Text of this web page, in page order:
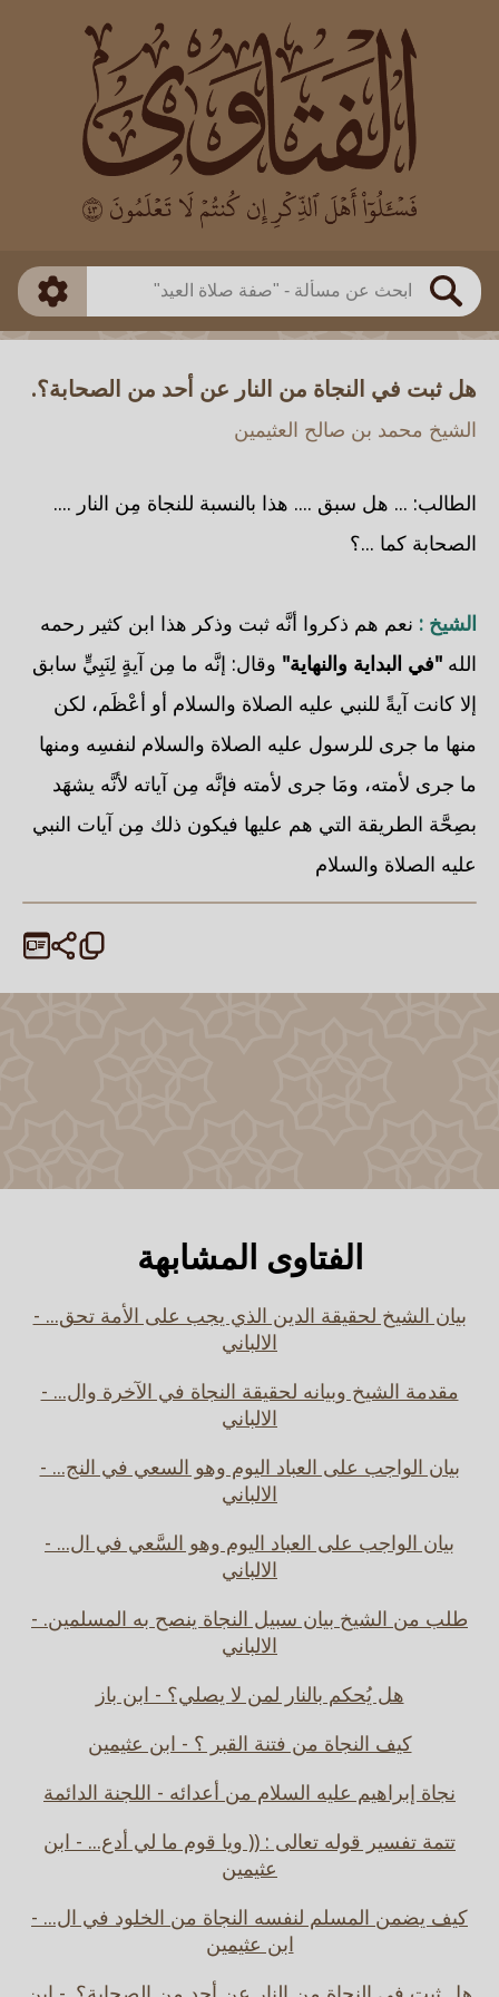
بحث
العالم
بن باز
بن العثيمين
اللجنة الدائمة
طريقة البحث
ذكي
هل ثبت في النجاة من النار عن أحد من الصحابة؟.
الشيخ محمد بن صالح العثيمين
الطالب: ... هل سبق .... هذا بالنسبة للنجاة مِن النار ....
الصحابة كما ...؟
الشيخ : نعم هم ذكروا أنَّه ثبت وذكر هذا ابن كثير رحمه
الله "في البداية والنهاية" وقال: إنَّه ما مِن آيةٍ لِنَبِيٍّ سابق
إلا كانت آيةً للنبي عليه الصلاة والسلام أو أعْظَم، لكن
منها ما جرى للرسول عليه الصلاة والسلام لنفسِه ومنها
ما جرى لأمته، ومَا جرى لأمته فإنَّه مِن آياته لأنَّه يشهَد
بصِحَّة الطريقة التي هم عليها فيكون ذلك مِن آيات النبي
عليه الصلاة والسلام
الفتاوى المشابهة
بيان الشيخ لحقيقة الدين الذي يجب على الأمة تحق... -
الالباني
مقدمة الشيخ وبيانه لحقيقة النجاة في الآخرة وال... -
الالباني
بيان الواجب على العباد اليوم وهو السعي في النج... -
الالباني
بيان الواجب على العباد اليوم وهو السَّعي في ال... -
الالباني
طلب من الشيخ بيان سبيل النجاة ينصح به المسلمين. -
الالباني
هل يُحكم بالنار لمن لا يصلي؟ - ابن باز
كيف النجاة من فتنة القبر ؟ - ابن عثيمين
نجاة إبراهيم عليه السلام من أعدائه - اللجنة الدائمة
تتمة تفسير قوله تعالى : (( ويا قوم ما لي أدع... - ابن
عثيمين
كيف يضمن المسلم لنفسه النجاة من الخلود في ال... -
ابن عثيمين